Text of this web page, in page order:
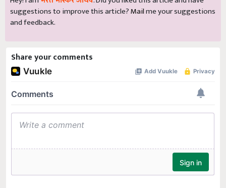
suggestions to improve this article?Mailme your suggestions
and feedback.
Share your comments